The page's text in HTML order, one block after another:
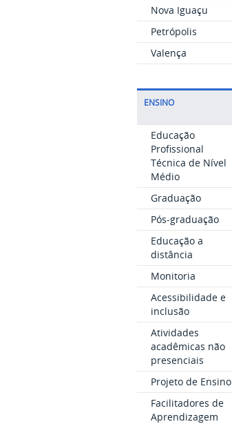
Nova Iguaçu
Petrópolis
Valença
ENSINO
Educação
Profissional
Técnica de Nível
Médio
Graduação
Pós-graduação
Educação a
distância
Monitoria
Acessibilidade e
inclusão
Atividades
acadêmicas não
presenciais
Projeto de Ensino
Facilitadores de
Aprendizagem